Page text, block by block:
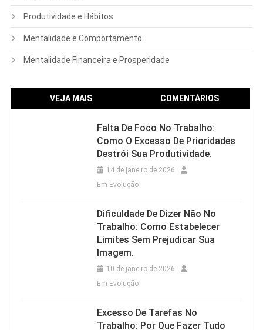
Produtividade e Hábitos
Mentalidade e Comportamento
Mentalidade Financeira e Prosperidade
VEJA MAIS COMENTÁRIOS
Falta De Foco No Trabalho:
Como O Excesso De Prioridades
Destrói Sua Produtividade.
14 de janeiro de 2026
Em Evolução
Dificuldade De Dizer Não No
Trabalho: Como Estabelecer
Limites Sem Prejudicar Sua
Imagem.
10 de janeiro de 2026
Em Evolução
Excesso De Tarefas No
Trabalho: Por Que Fazer Tudo